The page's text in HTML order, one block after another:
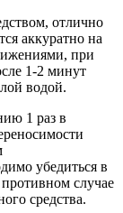
отлично
аккуратно на
при
1-2 минут
водой.
1 раз в
убедиться в
случае
средства.